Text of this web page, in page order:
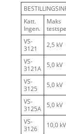
Katt.
Ingen.
Maks
VS-
3121
2,5 kV
VS-
3121A
5,0 kV
VS-
3125
5,0 kV
VS-
3125A
5,0 kV
VS-
3126
10,0 kV